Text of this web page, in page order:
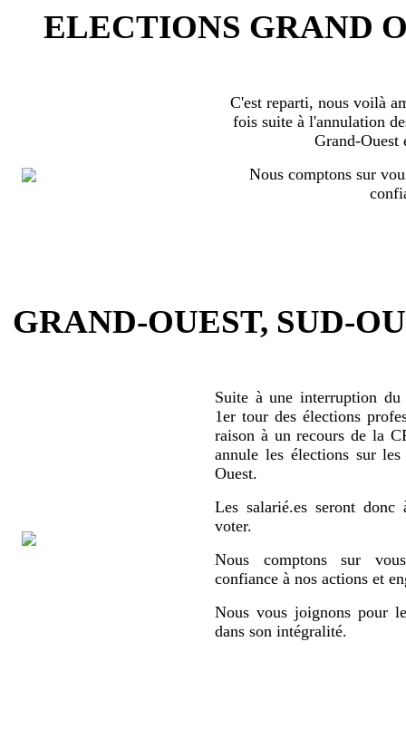
ELECTIONS GRAND
C'est reparti, nous voilà
fois suite à l'annulation
Grand-Ouest
Nous comptons sur
GRAND-OUEST, SUD-
Suite à une interruption
1er tour des élections
raison à un recours de la
annule les élections sur
Ouest.
Les salarié.es seront
voter.
Nous comptons sur
confiance à nos actions et
Nous vous joignons pour
dans son intégralité.